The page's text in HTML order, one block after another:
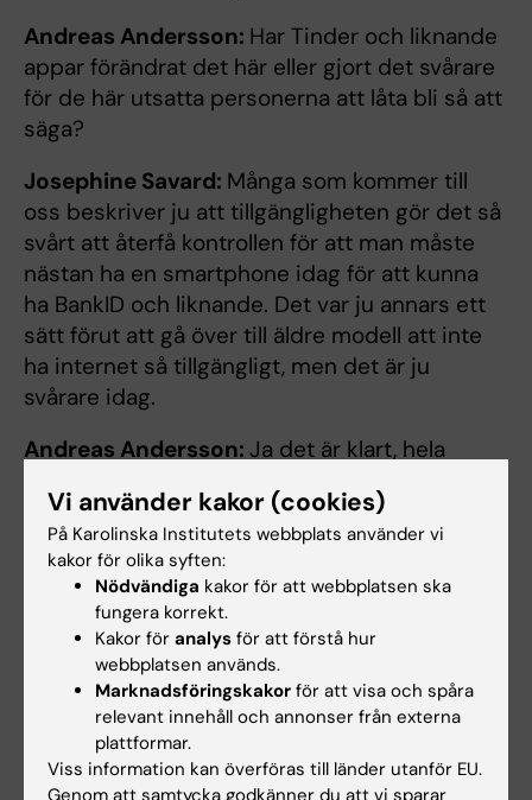
Andreas Andersson: Har Tinder och liknande
appar förändrat det här eller gjort det svårare
för de här utsatta personerna att låta bli så att
säga?
Josephine Savard: Många som kommer till
oss beskriver ju att tillgängligheten gör det så
svårt att återfå kontrollen för att man måste
nästan ha en smartphone idag för att kunna
ha BankID och liknande. Det var ju annars ett
sätt förut att gå över till äldre modell att inte
ha internet så tillgängligt, men det är ju
svårare idag.
Andreas Andersson: Ja det är klart, hela
alla. Det måste vara jättesvårt om man har
problem med hur mycket man ägnar sig åt
sånt. Men går du med på att porrberoende är
en realitet för de här individerna?
Josephine Savard:De personer som kommer,
de kan ofta uppleva det så och säger så att
man är beroende av porren. Men då brukar jag
säga att som vi vet idag så vet vi inte om det
här är samma mekanismer som i ett rejält
Vi använder kakor (cookies)
På Karolinska Institutets webbplats använder vi
kakor för olika syften:
Nödvändiga kakor för att webbplatsen ska
fungera korrekt.
Kakor för analys för att förstå hur
webbplatsen används.
Marknadsföringskakor för att visa och spåra
relevant innehåll och annonser från externa
plattformar.
Viss information kan överföras till länder utanför EU.
Genom att samtycka godkänner du att vi sparar